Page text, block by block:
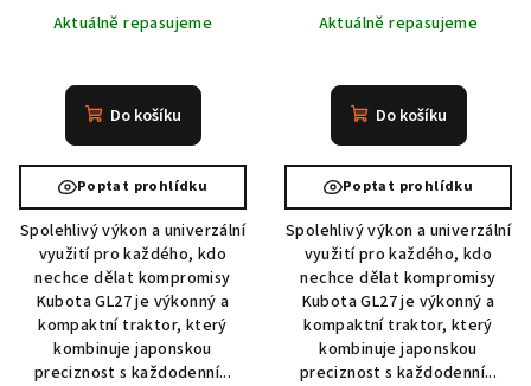
Aktuálně repasujeme
Do košíku
Poptat prohlídku
Spolehlivý výkon a univerzální
využití pro každého, kdo
nechce dělat kompromisy
Kubota GL27 je výkonný a
kompaktní traktor, který
kombinuje japonskou
preciznost s každodenní...
Aktuálně repasujeme
Do košíku
Poptat prohlídku
Spolehlivý výkon a univerzální
využití pro každého, kdo
nechce dělat kompromisy
Kubota GL27 je výkonný a
kompaktní traktor, který
kombinuje japonskou
preciznost s každodenní...